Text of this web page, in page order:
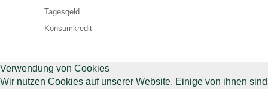
Tagesgeld
Konsumkredit
Verwendung von Cookies
Wir nutzen Cookies auf unserer Website. Einige von ihnen sind